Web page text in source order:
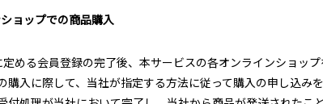
ョップでの商品購入
める会員登録の完了後、本サービスの各オンラインショッ
購入に際して、当社が指定する方法に従って購入の申し込みを